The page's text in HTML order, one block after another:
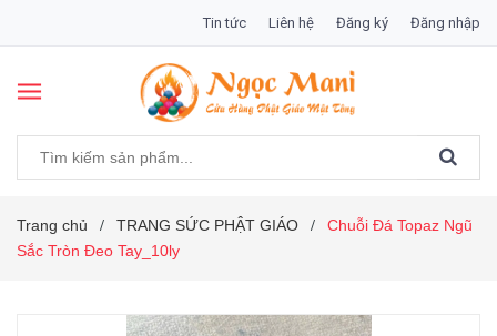
Tin tức Liên hệ Đăng ký Đăng nhập
Trang chủ / TRANG SỨC PHẬT GIÁO /
Chuỗi Đá Topaz Ngũ
Sắc Tròn Đeo Tay_10ly